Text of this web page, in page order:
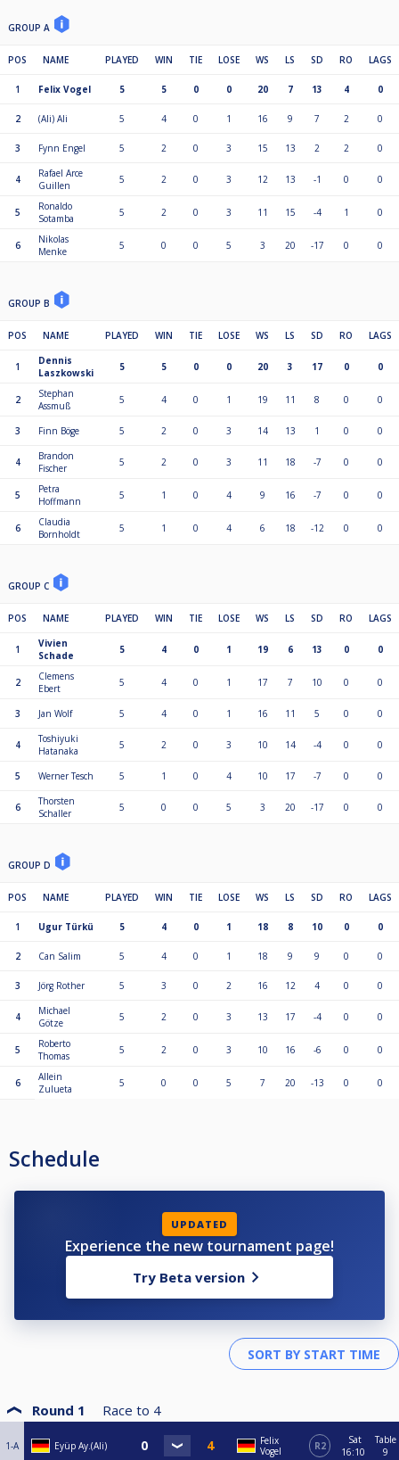
GROUP A
POS NAME PLAYED WIN TIE LOSE WS LS SD RO LAGS
1 Felix Vogel 5 5 0 0 20 7 13 4 0
2 (Ali) Ali 5 4 0 1 16 9 7 2 0
3 Fynn Engel 5 2 0 3 15 13 2 2 0
4
Rafael Arce
Guillen
5 2 0 3 12 13 -1 0 0
5
Ronaldo
Sotamba
5 2 0 3 11 15 -4 1 0
6
Nikolas
Menke
5 0 0 5 3 20 -17 0 0
GROUP B
POS NAME PLAYED WIN TIE LOSE WS LS SD RO LAGS
1
Dennis
Laszkowski
5 5 0 0 20 3 17 0 0
2
Stephan
Assmuß
5 4 0 1 19 11 8 0 0
3 Finn Böge 5 2 0 3 14 13 1 0 0
4
Brandon
Fischer
5 2 0 3 11 18 -7 0 0
5
Petra
Hoffmann
5 1 0 4 9 16 -7 0 0
6
Claudia
Bornholdt
5 1 0 4 6 18 -12 0 0
GROUP C
POS NAME PLAYED WIN TIE LOSE WS LS SD RO LAGS
1
Vivien
Schade
5 4 0 1 19 6 13 0 0
2
Clemens
Ebert
5 4 0 1 17 7 10 0 0
3 Jan Wolf 5 4 0 1 16 11 5 0 0
4
Toshiyuki
Hatanaka
5 2 0 3 10 14 -4 0 0
5 Werner Tesch 5 1 0 4 10 17 -7 0 0
6
Thorsten
Schaller
5 0 0 5 3 20 -17 0 0
GROUP D
POS NAME PLAYED WIN TIE LOSE WS LS SD RO LAGS
1 Ugur Türkü 5 4 0 1 18 8 10 0 0
2 Can Salim 5 4 0 1 18 9 9 0 0
3 Jörg Rother 5 3 0 2 16 12 4 0 0
4
Michael
Götze
5 2 0 3 13 17 -4 0 0
5
Roberto
Thomas
5 2 0 3 10 16 -6 0 0
6
Allein
Zulueta
5 0 0 5 7 20 -13 0 0
Schedule
UPDATED
Experience the new tournament page!
Try Beta version
Round 1 Race to 4
1-A Eyüp Ay.(Ali)
Felix
Vogel
R2
Sat
16:10
Table
9